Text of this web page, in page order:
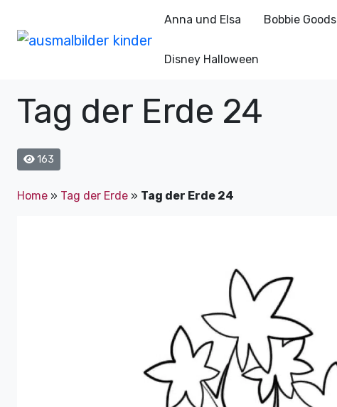
Anna und Elsa Bobbie Goods
Disney Halloween
Tag der Erde 24
163
Home » Tag der Erde » Tag der Erde 24